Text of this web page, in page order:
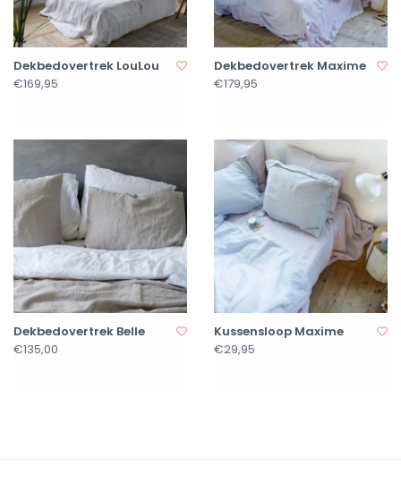
Dekbedovertrek LouLou
€169,95
Dekbedovertrek Maxime
€179,95
Dekbedovertrek Belle
€135,00
Kussensloop Maxime
€29,95